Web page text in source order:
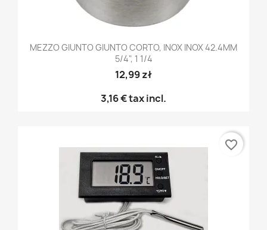
MEZZO GIUNTO GIUNTO CORTO, INOX INOX 42.4MM
5/4", 1 1/4
12,99 zł
3,16 €tax incl.
favorite_border